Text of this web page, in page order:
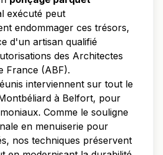
exécuté peut
endommager ces trésors,
d'un artisan qualifié
des Architectes
France (ABF).
interviennent sur tout le
à Belfort, pour
Comme le souligne
en menuiserie pour
nos techniques préservent